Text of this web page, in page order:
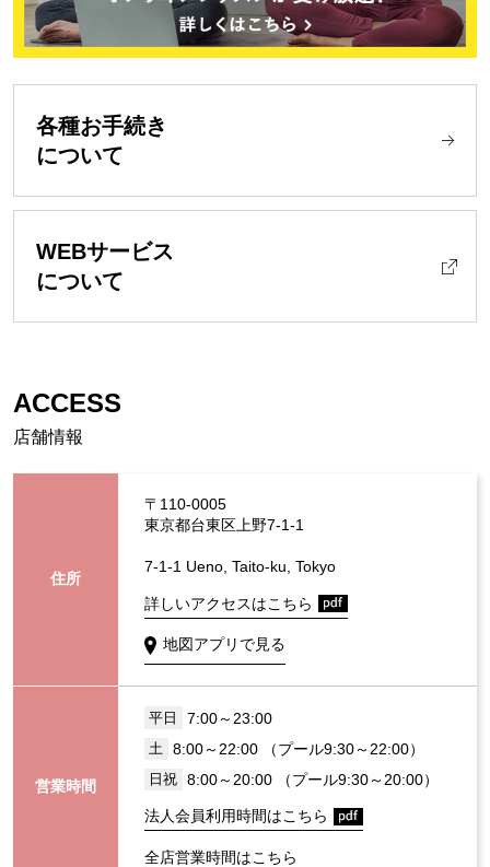
各種お手続き
について
WEBサービス
について
ACCESS
店舗情報
住所
〒110-0005
東京都台東区上野7-1-1
7-1-1 Ueno, Taito-ku, Tokyo
詳しいアクセスはこちら
地図アプリで見る
営業時間
平日 7:00～23:00
土 8:00～22:00 （プール9:30～22:00）
日祝 8:00～20:00 （プール9:30～20:00）
法人会員利用時間はこちら
全店営業時間はこちら